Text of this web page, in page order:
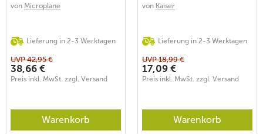
von Microplane
Lieferung in 2-3 Werktagen
UVP42,95 €
38,66 €
Preis inkl. MwSt. zzgl. Versand
Warenkorb
von Kaiser
Lieferung in 2-3 Werktagen
UVP18,99 €
17,09 €
Preis inkl. MwSt. zzgl. Versand
Warenkorb